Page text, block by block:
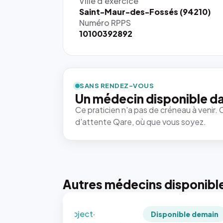
Saint-Maur-des-Fossés (94210)
Numéro RPPS
10100392892
SANS RENDEZ-VOUS
Un médecin disponible
Ce praticien n'a pas de créneau à
d'attente Qare, où que vous soyez.
Autres médecins
rendue par
`.profile-
picture`,
et un
rapport 1:1
qui reste
juste à
photo est
recadrée
`object-
Disponible demain